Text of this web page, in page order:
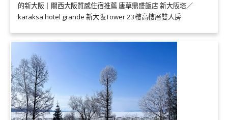
的新大阪｜關西大阪質感住宿推薦 唐草鼎盛飯店 新大阪塔／
karaksa hotel grande 新大阪Tower 23樓高樓層雙人房